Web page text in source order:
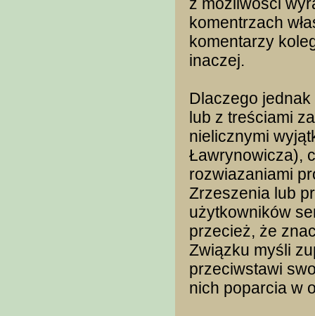
komentrzach
komentarzy
inaczej.
Dlaczego
lub z treściami
nielicznymi
Ławrynowicza),
rozwiazaniami
Zrzeszenia lub
użytkowników
przecież, że
Związku myśli
przeciwstawi
nich poparcia w